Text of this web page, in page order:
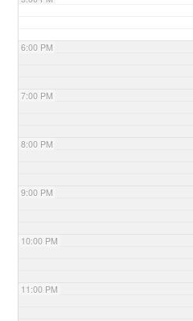
6:00 PM
7:00 PM
8:00 PM
9:00 PM
10:00 PM
11:00 PM